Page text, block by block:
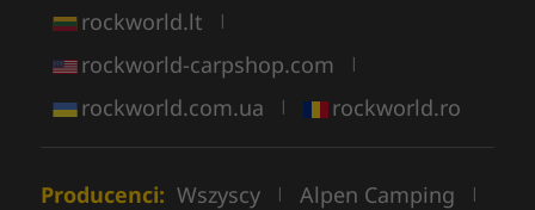
rockworld.lt |
rockworld-carpshop.com |
rockworld.com.ua | rockworld.ro
Producenci: Wszyscy | Alpen Camping |